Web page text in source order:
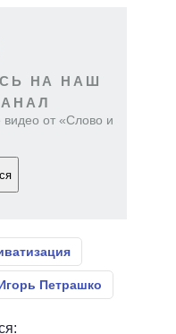
НА НАШ
от «Слово и
Петрашко